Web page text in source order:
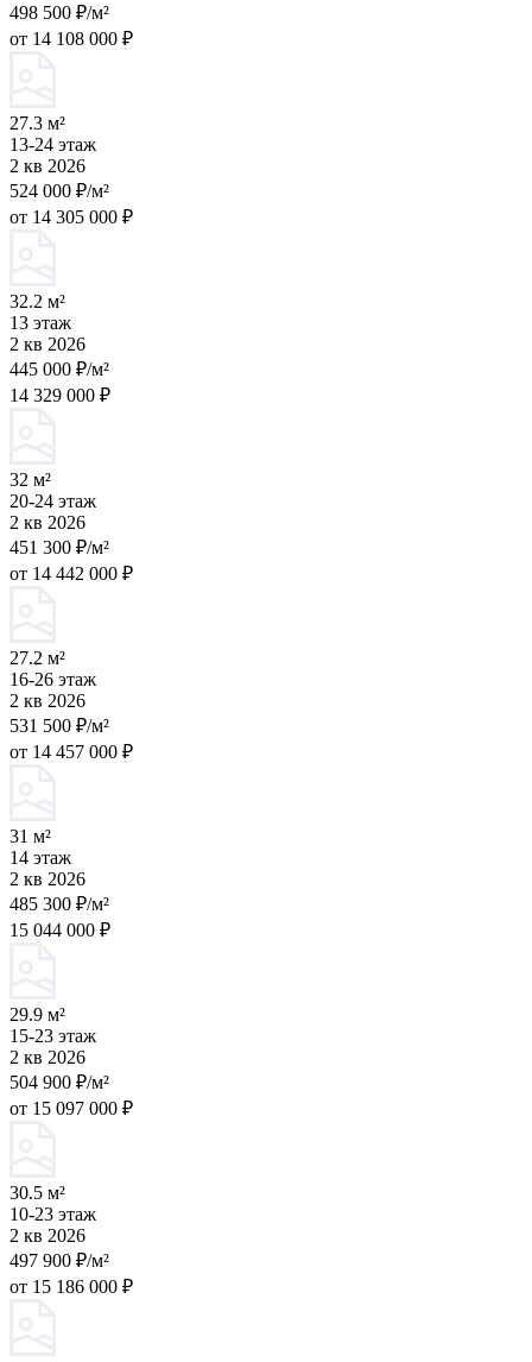
498 500 ₽/м²
от 14 108 000 ₽
27.3 м²
13-24 этаж
2 кв 2026
524 000 ₽/м²
от 14 305 000 ₽
32.2 м²
13 этаж
2 кв 2026
445 000 ₽/м²
14 329 000 ₽
32 м²
20-24 этаж
2 кв 2026
451 300 ₽/м²
от 14 442 000 ₽
27.2 м²
16-26 этаж
2 кв 2026
531 500 ₽/м²
от 14 457 000 ₽
31 м²
14 этаж
2 кв 2026
485 300 ₽/м²
15 044 000 ₽
29.9 м²
15-23 этаж
2 кв 2026
504 900 ₽/м²
от 15 097 000 ₽
30.5 м²
10-23 этаж
2 кв 2026
497 900 ₽/м²
от 15 186 000 ₽